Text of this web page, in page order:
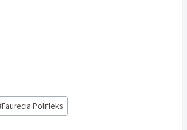
Faurecia Polifleks